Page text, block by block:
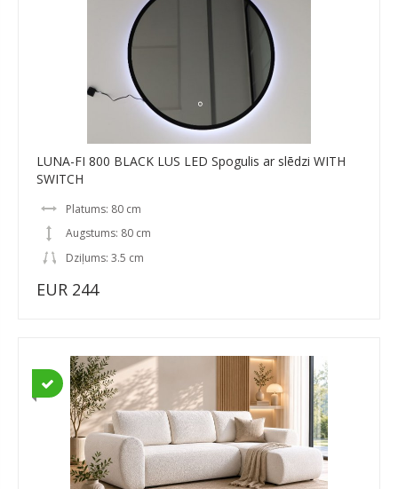
LUNA-FI 800 BLACK LUS LED Spogulis ar slēdzi WITH
SWITCH
Platums: 80 cm
Augstums: 80 cm
Dziļums: 3.5 cm
EUR 244